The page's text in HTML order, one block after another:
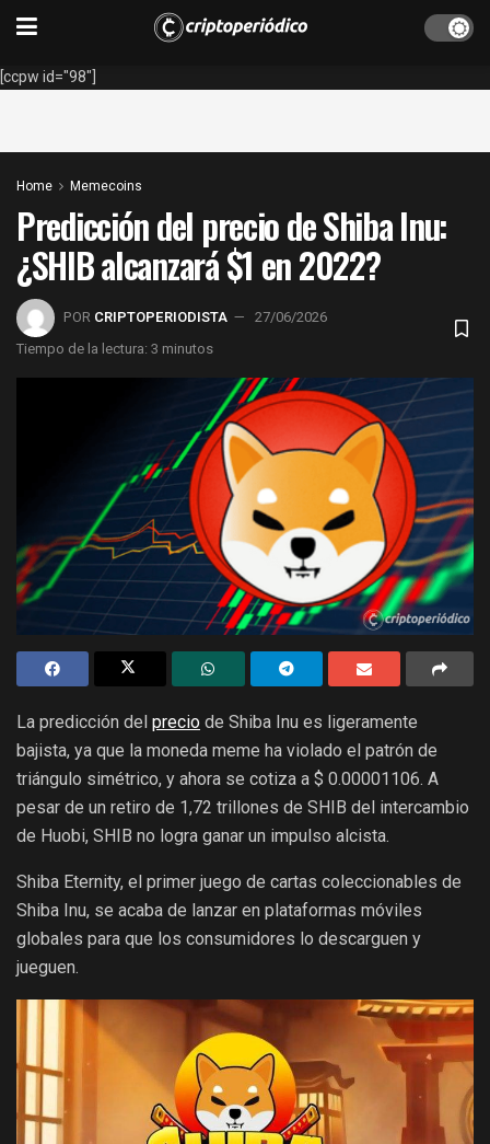
[ccpw id="98"]
Home Memecoins
Predicción del precio de Shiba Inu:
¿SHIB alcanzará $1 en 2022?
POR CRIPTOPERIODISTA
27/06/2026
Tiempo de la lectura: 3 minutos
La predicción del precio de Shiba Inu es ligeramente
bajista, ya que la moneda meme ha violado el patrón de
triángulo simétrico, y ahora se cotiza a $ 0.00001106. A
pesar de un retiro de 1,72 trillones de SHIB del intercambio
de Huobi, SHIB no logra ganar un impulso alcista.
Shiba Eternity, el primer juego de cartas coleccionables de
Shiba Inu, se acaba de lanzar en plataformas móviles
globales para que los consumidores lo descarguen y
jueguen.